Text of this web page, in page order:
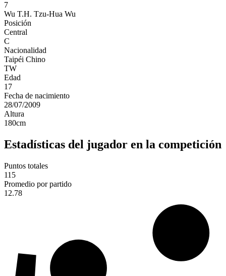
7
Wu T.H. Tzu-Hua Wu
Posición
Central
C
Nacionalidad
Taipéi Chino
TW
Edad
17
Fecha de nacimiento
28/07/2009
Altura
180cm
Estadísticas del jugador en la competición
Puntos totales
115
Promedio por partido
12.78